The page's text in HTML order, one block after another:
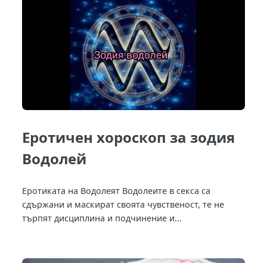
Еротичен хороскоп за зодия
Водолей
Еротиката на Водолеят Водолеите в секса са
сдържани и маскират своята чувственост, те не
търпят дисциплина и подчинение и...